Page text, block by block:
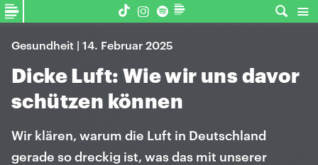
Gesundheit | 14. Februar 2025
Dicke Luft: Wie wir uns davor
schützen können
Wir klären, warum die Luft in Deutschland
gerade so dreckig ist, was das mit unserer